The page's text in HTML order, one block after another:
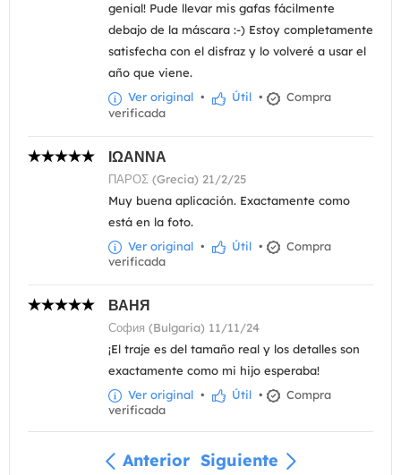
genial! Pude llevar mis gafas fácilmente
debajo de la máscara :-) Estoy completamente
satisfecha con el disfraz y lo volveré a usar el
año que viene.
Ver original • Útil •
Compra
verificada
ΙΩΑΝΝΑ
ΠΑΡΟΣ (Grecia) 21/2/25
Muy buena aplicación. Exactamente como
está en la foto.
Ver original • Útil •
Compra
verificada
ВАНЯ
София (Bulgaria) 11/11/24
¡El traje es del tamaño real y los detalles son
exactamente como mi hijo esperaba!
Ver original • Útil •
Compra
verificada
Anterior Siguiente